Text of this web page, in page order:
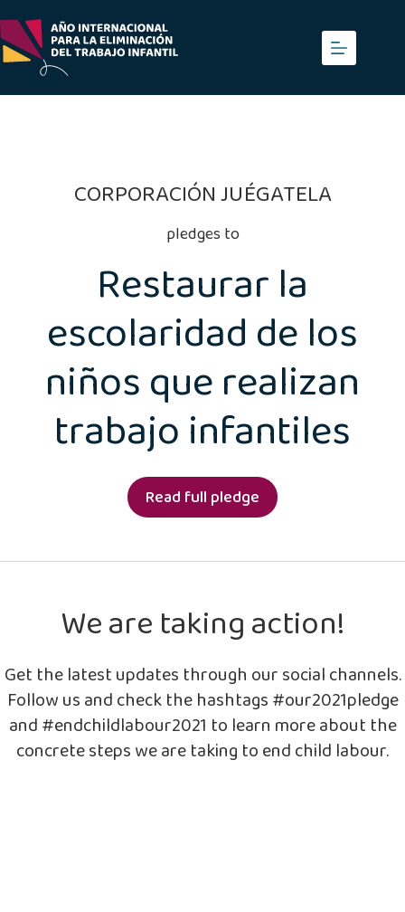
al
contenido
CORPORACIÓN JUÉGATELA
pledges to
Restaurar la
escolaridad de los
niños que realizan
trabajo infantiles
Read full pledge
We are taking action!
Get the latest updates through our social channels.
Follow us and check the hashtags #our2021pledge
and #endchildlabour2021 to learn more about the
concrete steps we are taking to end child labour.